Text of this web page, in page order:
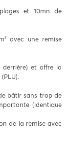
et 10mn de
avec une remise
derrière) et offre la
bâtir sans trop de
(identique
de la remise avec